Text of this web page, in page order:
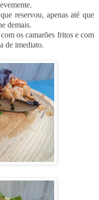
reservou, apenas até que
demais.
os camarões fritos e com
de imediato.